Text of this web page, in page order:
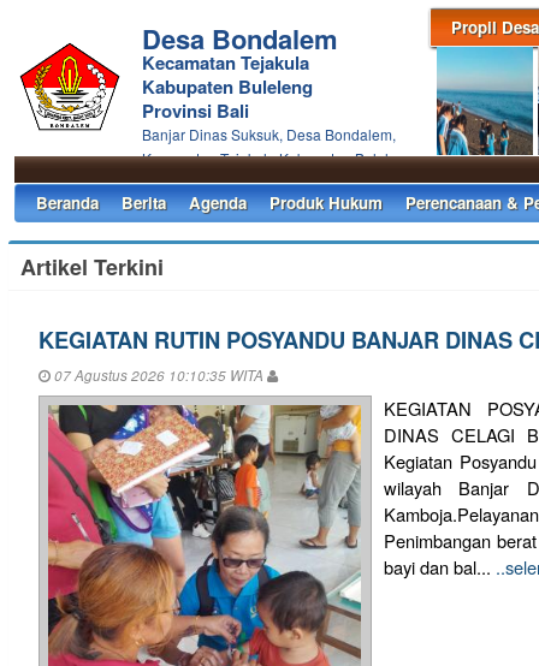
Propil Desa
Desa Bondalem
Kecamatan Tejakula
Kabupaten Buleleng
Provinsi Bali
Banjar Dinas Suksuk, Desa Bondalem,
Kecamatan Tejakula Kabupaten Buleleng
Beranda Berita Agenda Produk Hukum Perencanaan &
Artikel Terkini
KEGIATAN RUTIN POSYANDU BANJAR DINAS
07 Agustus 2026 10:10:35 WITA
KEGIATAN
DINAS CELAGI
Kegiatan
wilayah Banjar
Penimbangan
bayi dan bal...